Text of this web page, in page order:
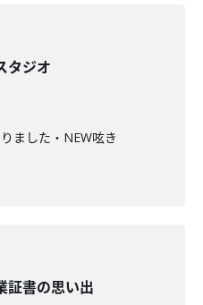
タジオ
ました・NEW呟き
証書の思い出